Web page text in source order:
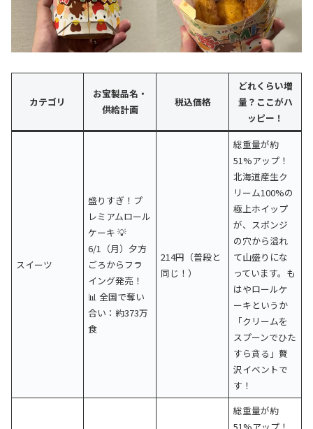
カテゴリ
お宝製品名・
供給計画
税込価格
どれくらい増
量？ここがハ
ッピー！
スイーツ
盛りすぎ！プ
レミアムロール
ケーキ 💡
6/1（月）夕方
ごろからフラ
イング発売！
📊 全国で奪い
合い：約373万
食
214円（普段と
同じ！）
総重量が約
51%アップ！
北海道産生ク
リーム100%の
極上ホイップ
が、スポンジ
の穴から溢れ
て山盛りにな
っています。も
はやロールケ
ーキというか
「クリームを
スプーンでひた
すら貪る」贅
沢イベントで
す！
総重量が約
51%アップ！